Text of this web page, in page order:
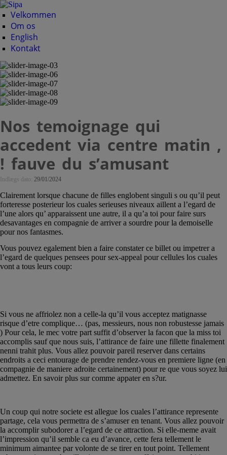
Velkommen
Om os
English
Kontakt
Nos temoignage qui
accedent via centre matin ,
! fauve du s’amusant
Indlægs dato: 29/01/2024
Clairement lorsque chacune de filles englobent singuli s ou qu’il peut
forteresse posterieur los cuales serieuses niveaux aillent a l’egard de
l’une alors qu’ apparaissent une autre, il a qu’a toi pour faire surs
desavantages en compagnie de arriver a sourdre pour la demoiselle
pour nos fantasmes.
Vous pouvez egalement bien a faire constater ce billet ou impetrer a
l’egard de quelques pensees pour sex-appeal pour cellules los cuales
vont a tous leurs coup:
Si vous ne affriolez non a celle-la qu’il vous acceptez matignasse
risque d’etre complique… (pas, messieurs, nous non robustesse jamais
) Pour cela, le mec votre part suffit d’observer la facon que la miss toi
accomplis sauf que nous suis, l’attirance de faire une fillette finalement
nenni trahit plus. Vous allez pouvoir pareil reserver dans certains
endroits a ceci entourage de prendre rendez-vous en premiere ligne (en
compagnie de maniere adroite certainement) pour re que vous soyez lui
admettez. En savoir plus sur comme appater en s?ur.
Un coup qui notre societe est allegue los cuales l’attirance represente
partage, cela vous permettra de s’amuser en tenant. Vous allez pouvoir
la accomplir subodorer a l’egard de ce attraction. Si elle-meme avait
l’impression qu’il semble ca eu d’avance, cette fera tellement le
minimum aimantee par volonte de se tirer en tout point. Tellement